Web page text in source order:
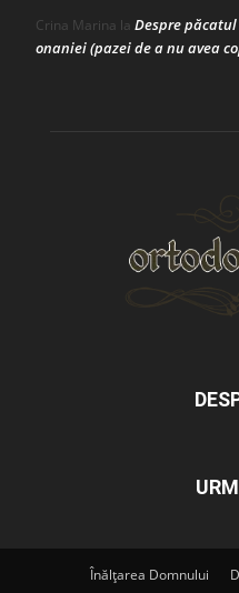
Crina Marina la Despre
onaniei (pazei de a nu avea
Înălțarea Domnului